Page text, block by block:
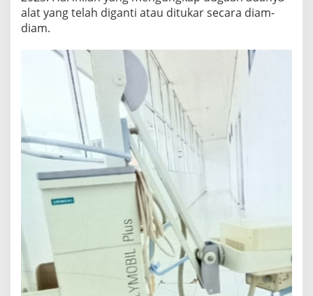
k
r
:
P
e
g
a
r
a
n
B
e
r
a
alat yang telah diganti atau ditukar secara diam-
diam.